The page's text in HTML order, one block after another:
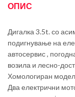
ОПИС
Дигалка 3.5t. со
подигнување на
автосервис ,
возила и лесно-
Хомологиран
Два електрични